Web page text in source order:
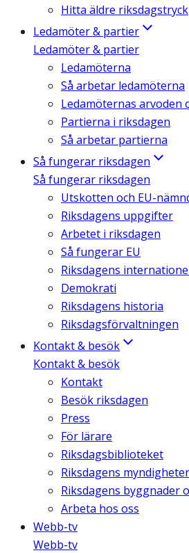
Hitta äldre riksdagstryck
Ledamöter & partier
Ledamöter & partier
Ledamöterna
Så arbetar ledamöterna
Ledamöternas arvoden
Partierna i riksdagen
Så arbetar partierna
Så fungerar riksdagen
Så fungerar riksdagen
Utskotten och EU-
Riksdagens uppgifter
Arbetet i riksdagen
Så fungerar EU
Riksdagens
Demokrati
Riksdagens historia
Riksdagsförvaltningen
Kontakt & besök
Kontakt & besök
Kontakt
Besök riksdagen
Press
För lärare
Riksdagsbiblioteket
Riksdagens
Riksdagens byggnader
Arbeta hos oss
Webb-tv
Webb-tv